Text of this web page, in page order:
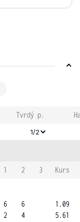
Tvrdý p.
1/2
1 2 3
Kurs
6
2
6
4
1.09
5.61